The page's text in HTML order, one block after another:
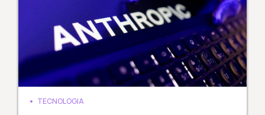
TECNOLOGIA